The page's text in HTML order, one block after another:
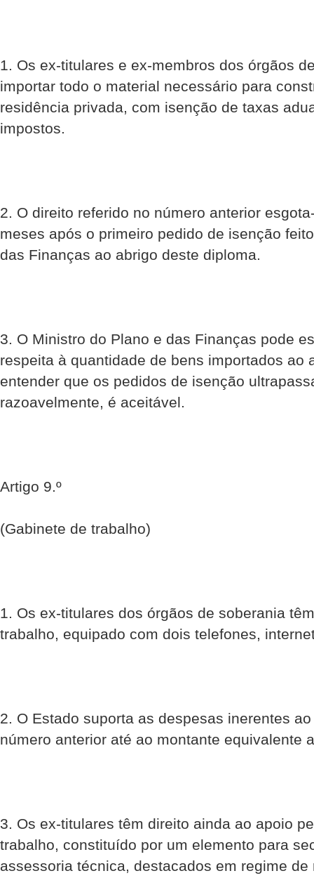
1. Os ex-titulares e ex-membros dos órgãos
importar todo o material necessário para
residência privada, com isenção de taxas
impostos.
2. O direito referido no número anterior
meses após o primeiro pedido de isenção
das Finanças ao abrigo deste diploma.
3. O Ministro do Plano e das Finanças pode
respeita à quantidade de bens importados ao
entender que os pedidos de isenção
razoavelmente, é aceitável.
Artigo 9.º
(Gabinete de trabalho)
1. Os ex-titulares dos órgãos de soberania
trabalho, equipado com dois telefones,
2. O Estado suporta as despesas inerentes
número anterior até ao montante equivalente
3. Os ex-titulares têm direito ainda ao apoio
trabalho, constituído por um elemento para
assessoria técnica, destacados em regime